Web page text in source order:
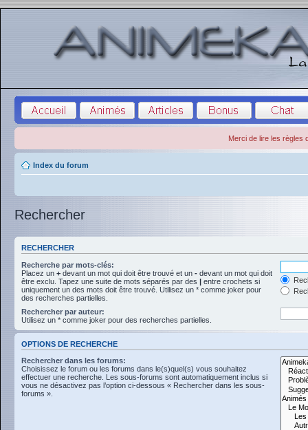
Merci de lire les règles
Index du forum
Rechercher
RECHERCHER
Recherche par mots-clés:
Placez un + devant un mot qui doit être trouvé et un - devant un mot qui doit
être exclu. Tapez une suite de mots séparés par des | entre crochets si
uniquement un des mots doit être trouvé. Utilisez un * comme joker pour
des recherches partielles.
Rechercher par auteur:
Utilisez un * comme joker pour des recherches partielles.
OPTIONS DE RECHERCHE
Rechercher dans les forums:
Choisissez le forum ou les forums dans le(s)quel(s) vous souhaitez
effectuer une recherche. Les sous-forums sont automatiquement inclus si
vous ne désactivez pas l’option ci-dessous « Rechercher dans les sous-
forums ».